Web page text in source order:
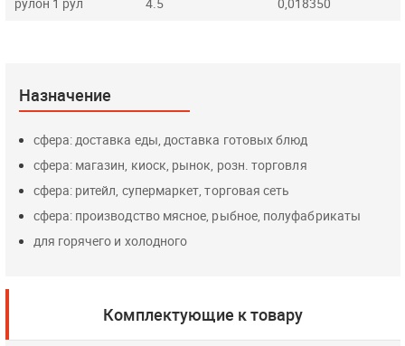
Назначение
сфера: доставка еды, доставка готовых блюд
сфера: магазин, киоск, рынок, розн. торговля
сфера: ритейл, супермаркет, торговая сеть
сфера: производство мясное, рыбное, полуфабрикаты
для горячего и холодного
Комплектующие к товару